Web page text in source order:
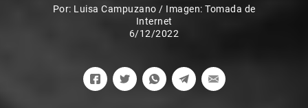
Por: Luisa Campuzano / Imagen: Tomada de
Internet
6/12/2022